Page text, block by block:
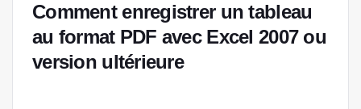
Comment enregistrer un tableau
au format PDF avec Excel 2007 ou
version ultérieure